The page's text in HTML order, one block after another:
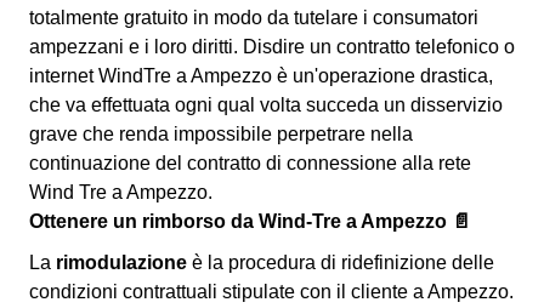
totalmente gratuito in modo da tutelare i consumatori
ampezzani e i loro diritti. Disdire un contratto telefonico o
internet WindTre a Ampezzo è un'operazione drastica,
che va effettuata ogni qual volta succeda un disservizio
grave che renda impossibile perpetrare nella
continuazione del contratto di connessione alla rete
Wind Tre a Ampezzo.
Ottenere un rimborso da Wind-Tre a Ampezzo 📄
La rimodulazione è la procedura di ridefinizione delle
condizioni contrattuali stipulate con il cliente a Ampezzo.